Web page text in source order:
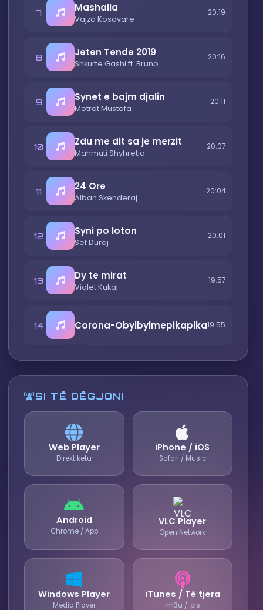
7 Mashalla
Vajza Kosovare
20:19
8 Jeten Tende 2019
Shkurte Gashi ft. Bruno
20:16
9 Synet e bajm djalin
Motrat Mustafa
20:11
10 Zdu me dit sa je merzit
Mahmuti Shyhretja
20:07
11 24 Ore
Alban Skenderaj
20:04
12 Syni po loton
Sef Duraj
20:01
13 Dy te mirat
Violet Kukaj
19:57
14 Corona-Obylbylmepikapika19:55
SI TË DËGJONI
Web Player
Direkt këtu
iPhone / iOS
Safari / Music
Android
Chrome / App
VLC Player
Open Network
Windows Player
Media Player
iTunes / Të tjera
.m3u / .pls